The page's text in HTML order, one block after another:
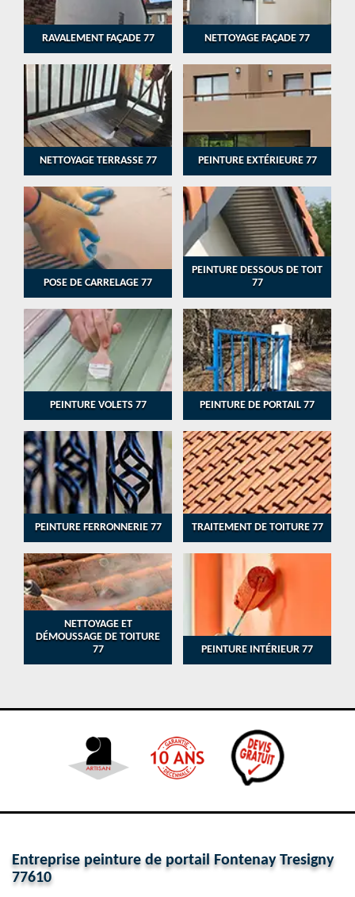
RAVALEMENT FAÇADE 77 NETTOYAGE FAÇADE 77
NETTOYAGE TERRASSE 77 PEINTURE EXTÉRIEURE 77
POSE DE CARRELAGE 77
PEINTURE DESSOUS DE TOIT
77
PEINTURE VOLETS 77 PEINTURE DE PORTAIL 77
PEINTURE FERRONNERIE 77 TRAITEMENT DE TOITURE 77
NETTOYAGE ET
DÉMOUSSAGE DE TOITURE
77
PEINTURE INTÉRIEUR 77
Entreprise peinture de portail Fontenay Tresigny
77610